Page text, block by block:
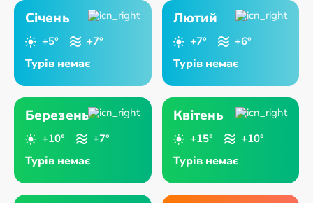
Січень
+5° +7°
Турів немає
Лютий
+7° +6°
Турів немає
Березень
+10° +7°
Турів немає
Квітень
+15° +10°
Турів немає